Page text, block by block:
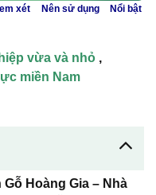
xét Nên sử dụng Nổi bật
vừa và nhỏ ,
miền Nam
Hoàng Gia – Nhà